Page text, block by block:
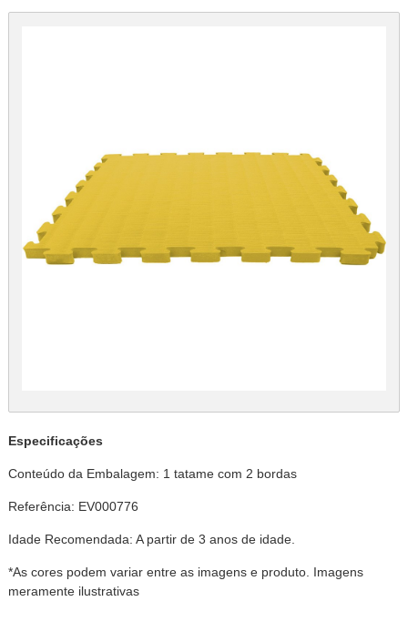
Especificações
Conteúdo da Embalagem: 1 tatame com 2 bordas
Referência: EV000776
Idade Recomendada: A partir de 3 anos de idade.
*As cores podem variar entre as imagens e produto. Imagens
meramente ilustrativas